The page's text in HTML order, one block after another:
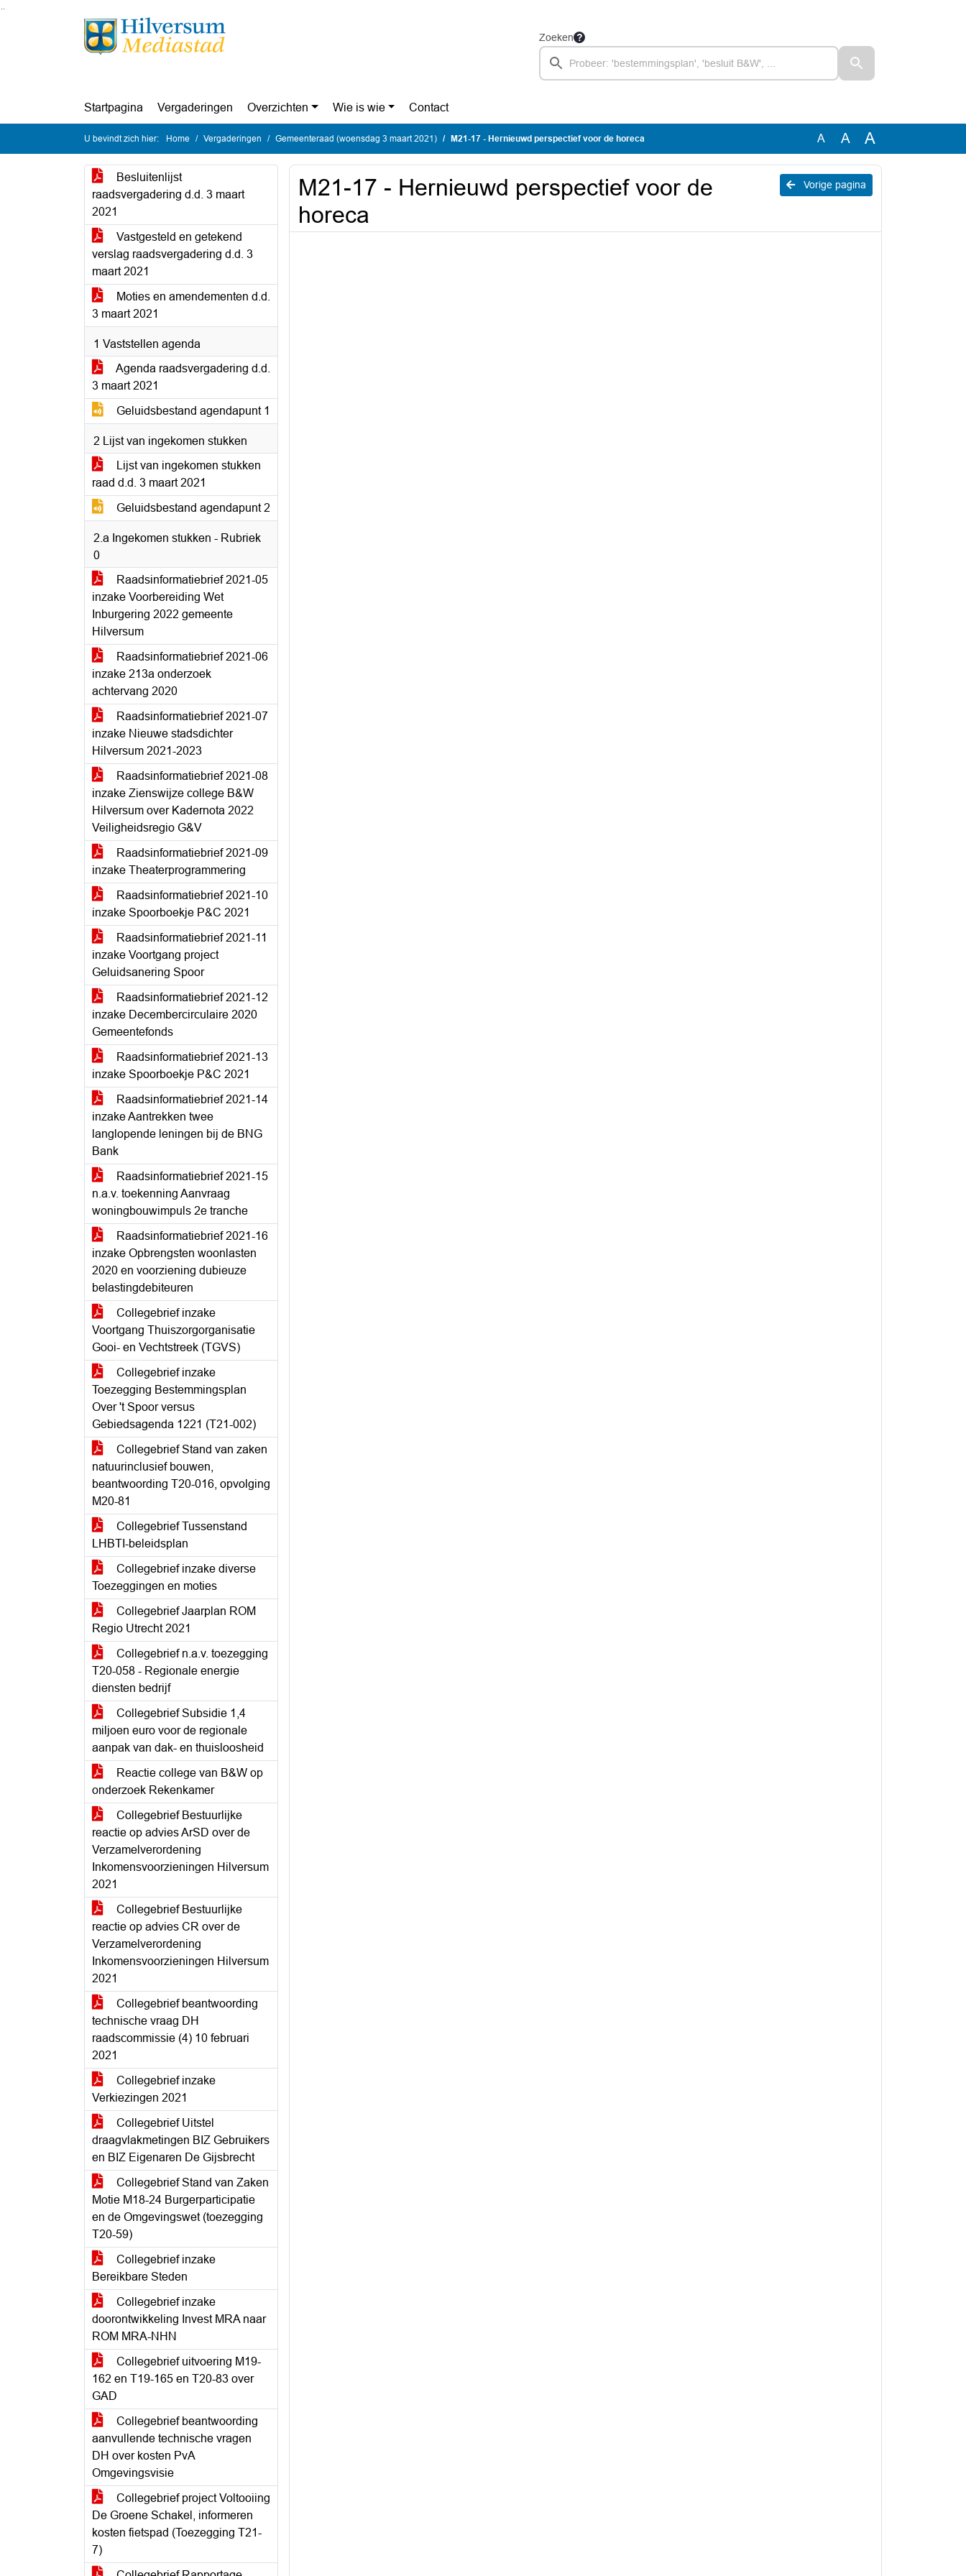
Ga naar de inhoud van deze pagina
Ga naar het zoeken
Ga naar het menu
Zoeken
Startpagina Vergaderingen Overzichten Wie is wie Contact
U bevindt zich hier: Home Vergaderingen Gemeenteraad (woensdag 3 maart 2021) M21-17 - Hernieuwd perspectief voor de horeca A A A
Besluitenlijst
raadsvergadering d.d. 3 maart
2021
Vastgesteld en getekend
verslag raadsvergadering d.d. 3
maart 2021
Moties en amendementen d.d.
3 maart 2021
1 Vaststellen agenda
Agenda raadsvergadering d.d.
3 maart 2021
Geluidsbestand agendapunt 1
2 Lijst van ingekomen stukken
Lijst van ingekomen stukken
raad d.d. 3 maart 2021
Geluidsbestand agendapunt 2
2.a Ingekomen stukken - Rubriek
0
Raadsinformatiebrief 2021-05
inzake Voorbereiding Wet
Inburgering 2022 gemeente
Hilversum
Raadsinformatiebrief 2021-06
inzake 213a onderzoek
achtervang 2020
Raadsinformatiebrief 2021-07
inzake Nieuwe stadsdichter
Hilversum 2021-2023
Raadsinformatiebrief 2021-08
inzake Zienswijze college B&W
Hilversum over Kadernota 2022
Veiligheidsregio G&V
Raadsinformatiebrief 2021-09
inzake Theaterprogrammering
Raadsinformatiebrief 2021-10
inzake Spoorboekje P&C 2021
Raadsinformatiebrief 2021-11
inzake Voortgang project
Geluidsanering Spoor
Raadsinformatiebrief 2021-12
inzake Decembercirculaire 2020
Gemeentefonds
Raadsinformatiebrief 2021-13
inzake Spoorboekje P&C 2021
Raadsinformatiebrief 2021-14
inzake Aantrekken twee
langlopende leningen bij de BNG
Bank
Raadsinformatiebrief 2021-15
n.a.v. toekenning Aanvraag
woningbouwimpuls 2e tranche
Raadsinformatiebrief 2021-16
inzake Opbrengsten woonlasten
2020 en voorziening dubieuze
belastingdebiteuren
Collegebrief inzake
Voortgang Thuiszorgorganisatie
Gooi- en Vechtstreek (TGVS)
Collegebrief inzake
Toezegging Bestemmingsplan
Over 't Spoor versus
Gebiedsagenda 1221 (T21-002)
Collegebrief Stand van zaken
natuurinclusief bouwen,
beantwoording T20-016, opvolging
M20-81
Collegebrief Tussenstand
LHBTI-beleidsplan
Collegebrief inzake diverse
Toezeggingen en moties
Collegebrief Jaarplan ROM
Regio Utrecht 2021
Collegebrief n.a.v. toezegging
T20-058 - Regionale energie
diensten bedrijf
Collegebrief Subsidie 1,4
miljoen euro voor de regionale
aanpak van dak- en thuisloosheid
Reactie college van B&W op
onderzoek Rekenkamer
Collegebrief Bestuurlijke
reactie op advies ArSD over de
Verzamelverordening
Inkomensvoorzieningen Hilversum
2021
Collegebrief Bestuurlijke
reactie op advies CR over de
Verzamelverordening
Inkomensvoorzieningen Hilversum
2021
Collegebrief beantwoording
technische vraag DH
raadscommissie (4) 10 februari
2021
Collegebrief inzake
Verkiezingen 2021
Collegebrief Uitstel
draagvlakmetingen BIZ Gebruikers
en BIZ Eigenaren De Gijsbrecht
Collegebrief Stand van Zaken
Motie M18-24 Burgerparticipatie
en de Omgevingswet (toezegging
T20-59)
Collegebrief inzake
Bereikbare Steden
Collegebrief inzake
doorontwikkeling Invest MRA naar
ROM MRA-NHN
Collegebrief uitvoering M19-
162 en T19-165 en T20-83 over
GAD
Collegebrief beantwoording
aanvullende technische vragen
DH over kosten PvA
Omgevingsvisie
Collegebrief project Voltooiing
De Groene Schakel, informeren
kosten fietspad (Toezegging T21-
7)
Vorige pagina
M21-17 - Hernieuwd perspectief voor de
horeca